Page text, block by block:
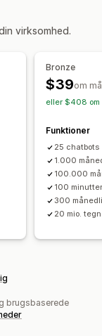
virksomhed.
Bronze
$39om
eller $408 om
Funktioner
25 chatbots
1.000
100.000
100
300
20 mio.
brugsbaserede